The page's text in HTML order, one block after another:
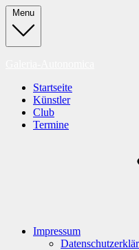
Skip
to
content
Menu
Startseite
Künstler
Club
Termine
Impressum